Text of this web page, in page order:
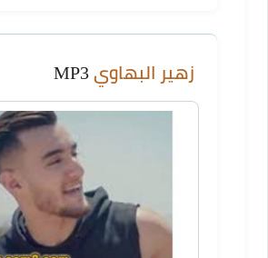
زهير البهاوي